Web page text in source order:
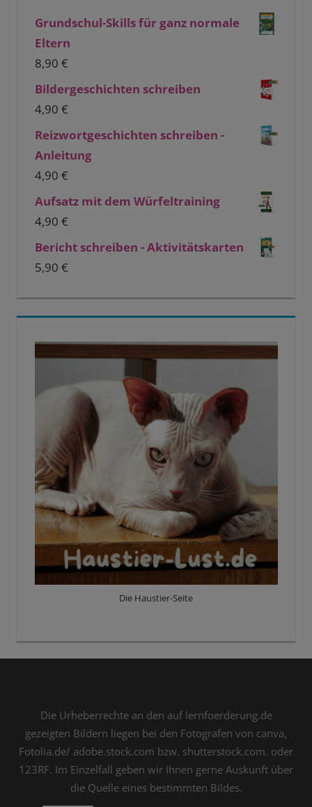
Grundschul-Skills für ganz normale
Eltern
8,90 €
Bildergeschichten schreiben
4,90 €
Reizwortgeschichten schreiben -
Anleitung
4,90 €
Aufsatz mit dem Würfeltraining
4,90 €
Bericht schreiben - Aktivitätskarten
5,90 €
Die Haustier-Seite
Die Urheberrechte an den auf lernfoerderung.de
gezeigten Bildern liegen bei den Fotografen von canva,
Fotolia.de/ adobe.stock.com bzw. shutterstock.com. oder
123RF. Im Einzelfall geben wir Ihnen gerne Auskunft über
die Quelle eines bestimmten Bildes.